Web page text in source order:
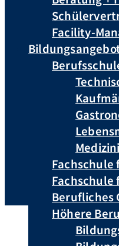
Facility-
Fachschule
Fachschule
Berufliches
Höhere